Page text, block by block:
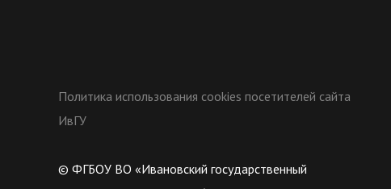
Политика использования cookies посетителей сайта
ИвГУ
© ФГБОУ ВО «Ивановский государственный